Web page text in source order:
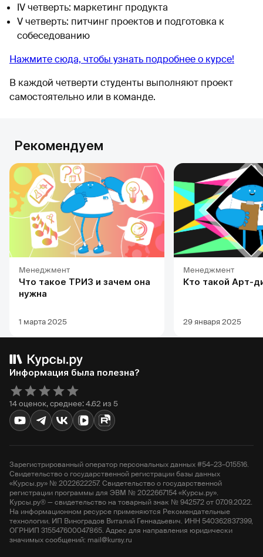
IV четверть: маркетинг продукта
V четверть: питчинг проектов и подготовка к
собеседованию
Нажмите сюда, чтобы узнать подробнее о курсе!
В каждой четверти студенты выполняют проект
самостоятельно или в команде.
Рекомендуем
Менеджмент
Что такое ТРИЗ и зачем она
нужна
1 марта 2025
Менеджмент
Кто такой Арт-
29 января 2025
Информация была полезна?
14 оценок, среднее: 4.62 из 5
Зарегистрированный оператор персональных данных #54–23–015516.
Свидетельство о государственной регистрации базы данных
«Курсы.ру» № 2022622257. Свидетельство о государственной
регистрации программы для ЭВМ № 2022667154 «Курсы.ру».
Курсы.ру® — свидетельство на товарный знак № 942572 от 07.09.2022.
На информационном ресурсе применяются Рекомендательные
технологии. ИП Виноградов Виталий Геннадьевич. ИНН 540362837399,
ОГРНИП 315547600047865. Адрес для направления юридически
значимых сообщений: mail@kursy.ru